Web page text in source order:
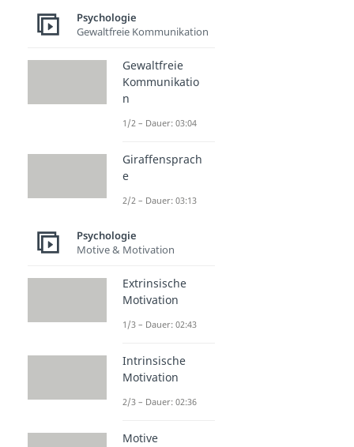
Psychologie
Gewaltfreie Kommunikation
Gewaltfreie
Kommunikatio
n
1/2 – Dauer: 03:04
Giraffensprach
e
2/2 – Dauer: 03:13
Psychologie
Motive & Motivation
Extrinsische
Motivation
1/3 – Dauer: 02:43
Intrinsische
Motivation
2/3 – Dauer: 02:36
Motive